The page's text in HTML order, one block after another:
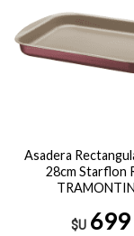
Asadera
28cm Starflon
$U 699